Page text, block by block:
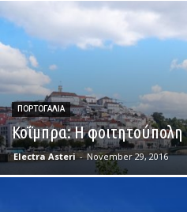
ΠΟΡΤΟΓΑΛΙΑ
Κοΐμπρα: Η φοιτητούπολη
Electra Asteri - November 29, 2016